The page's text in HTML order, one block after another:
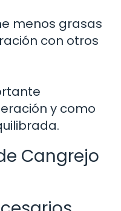
menos grasas
con otros
y como
Cangrejo